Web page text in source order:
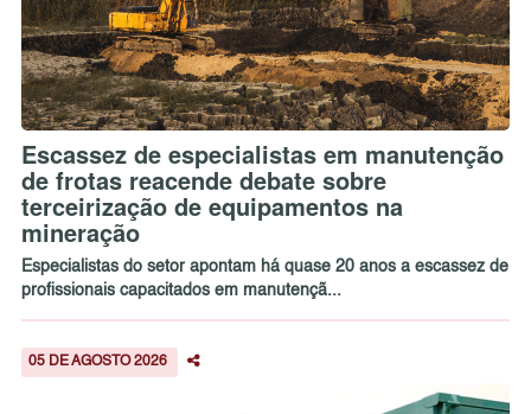
Escassez de especialistas em manutenção
de frotas reacende debate sobre
terceirização de equipamentos na
mineração
Especialistas do setor apontam há quase 20 anos a escassez de
profissionais capacitados em manutençã...
05 DE AGOSTO 2026